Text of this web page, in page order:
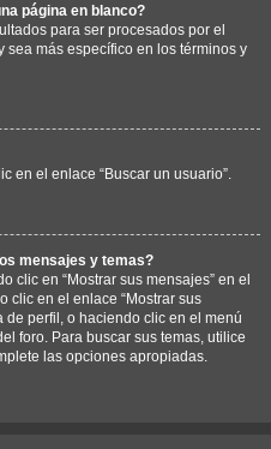
página en blanco?
para ser procesados por el
sea más específico en los términos y
en el enlace “Buscar un usuario”.
mensajes y temas?
clic en “Mostrar sus mensajes” en el
clic en el enlace “Mostrar sus
de perfil, o haciendo clic en el menú
foro. Para buscar sus temas, utilice
las opciones apropiadas.